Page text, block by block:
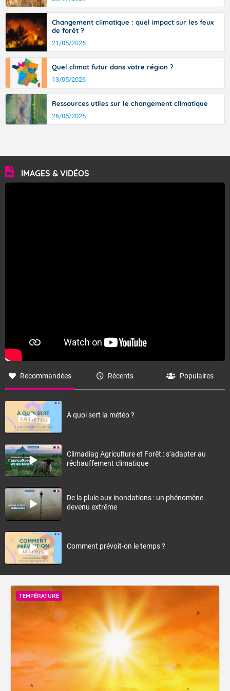
Fermer
Changement climatique : quel impact sur les feux
de forêt ?
21/05/2026
Quel climat futur dans votre région ?
13/05/2026
Ressources utiles sur le changement climatique
26/05/2026
IMAGES & VIDÉOS
Recommandées Récents Populaires
À quoi sert la météo ?
Climadiag Agriculture et Forêt : s’adapter au
réchauffement climatique
De la pluie aux inondations : un phénomène
devenu extrême
Comment prévoit-on le temps ?
TEMPÉRATURE